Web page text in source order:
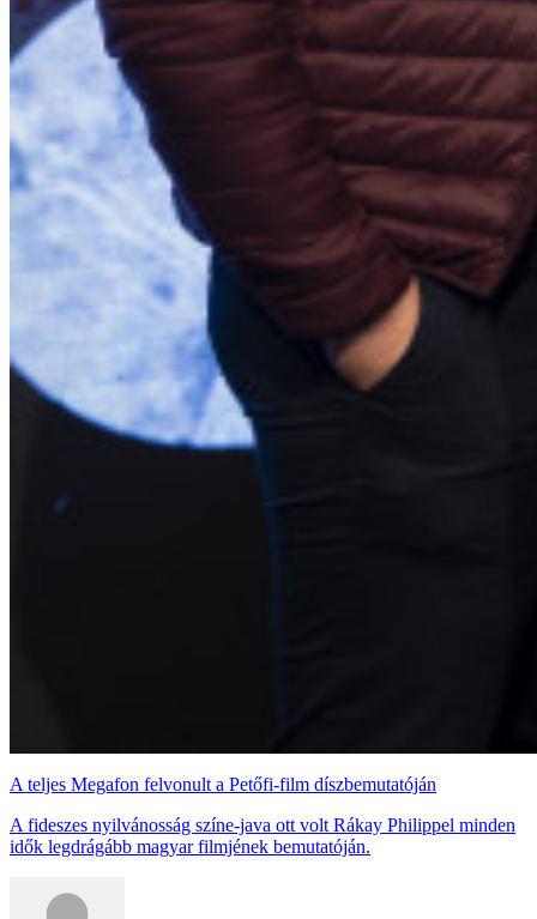
A teljes Megafon felvonult a Petőfi-film díszbemutatóján
A fideszes nyilvánosság színe-java ott volt Rákay Philippel minden
idők legdrágább magyar filmjének bemutatóján.